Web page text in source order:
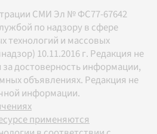
СМИ Эл № ФС77-67642
по надзору в сфере
технологий и массовых
10.11.2016 г. Редакция не
за достоверность информации,
объявлениях. Редакция не
информации.
применяются